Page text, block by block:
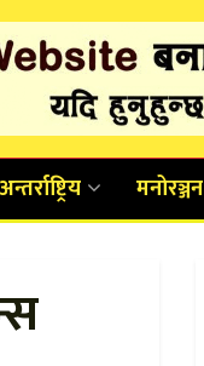
अन्तर्राष्ट्रिय मनोरञ्जन